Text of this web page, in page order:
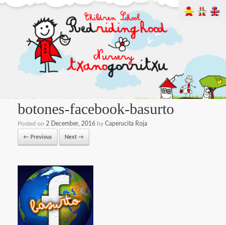
botones-facebook-basurto
Posted on 2 December, 2016 by Caperucita Roja
← Previous Next →